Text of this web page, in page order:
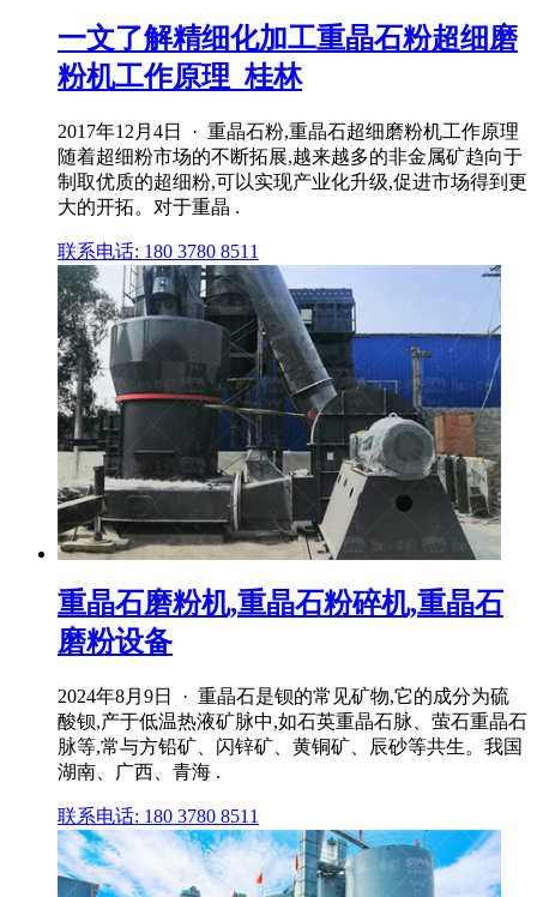
一文了解精细化加工重晶石粉超细磨
粉机工作原理_桂林
2017年12月4日 · 重晶石粉,重晶石超细磨粉机工作原理
随着超细粉市场的不断拓展,越来越多的非金属矿趋向于
制取优质的超细粉,可以实现产业化升级,促进市场得到更
大的开拓。对于重晶 .
联系电话: 180 3780 8511
重晶石磨粉机,重晶石粉碎机,重晶石
磨粉设备
2024年8月9日 · 重晶石是钡的常见矿物,它的成分为硫
酸钡,产于低温热液矿脉中,如石英重晶石脉、萤石重晶石
脉等,常与方铅矿、闪锌矿、黄铜矿、辰砂等共生。我国
湖南、广西、青海 .
联系电话: 180 3780 8511